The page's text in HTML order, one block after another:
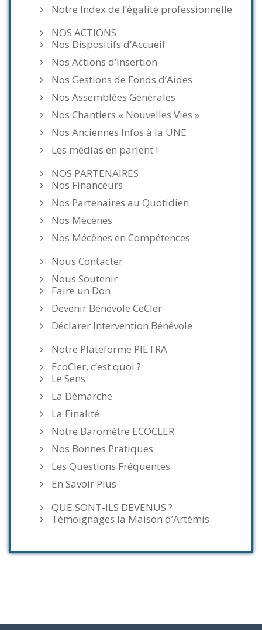
Notre Index de l’égalité professionnelle
NOS ACTIONS
Nos Dispositifs d’Accueil
Nos Actions d’Insertion
Nos Gestions de Fonds d’Aides
Nos Assemblées Générales
Nos Chantiers « Nouvelles Vies »
Nos Anciennes Infos à la UNE
Les médias en parlent !
NOS PARTENAIRES
Nos Financeurs
Nos Partenaires au Quotidien
Nos Mécènes
Nos Mécènes en Compétences
Nous Contacter
Nous Soutenir
Faire un Don
Devenir Bénévole CeCler
Déclarer Intervention Bénévole
Notre Plateforme PIETRA
EcoCler, c’est quoi ?
Le Sens
La Démarche
La Finalité
Notre Baromètre ECOCLER
Nos Bonnes Pratiques
Les Questions Fréquentes
En Savoir Plus
QUE SONT-ILS DEVENUS ?
Témoignages la Maison d’Artémis